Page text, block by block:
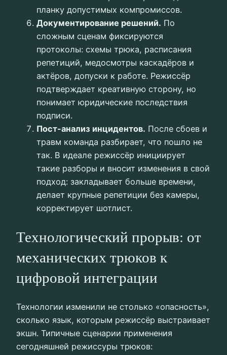
планку допустимых компромиссов.
Документирование решений. По
сложным сценам фиксируются
протоколы: схемы трюка, расписания
репетиций, медосмотры каскадёров и
актёров, допуски к работе. Режиссёр
подтверждает креативную сторону, но
понимает юридические последствия
подписи.
Пост-анализ инцидентов. После сбоев и
травм команда разбирает, что пошло не
так. В идеале режиссёр инициирует
такие разборы и вносит изменения в свой
подход: закладывает больше времени,
делает крупные репетиции без камеры,
корректирует шотлист.
Технологический прорыв: от
механических трюков к
цифровой интеграции
Технологии изменили не столько «опасность»,
сколько язык, которым режиссёр выстраивает
экшн. Типичные сценарии применения
сегодняшней режиссуры трюков: